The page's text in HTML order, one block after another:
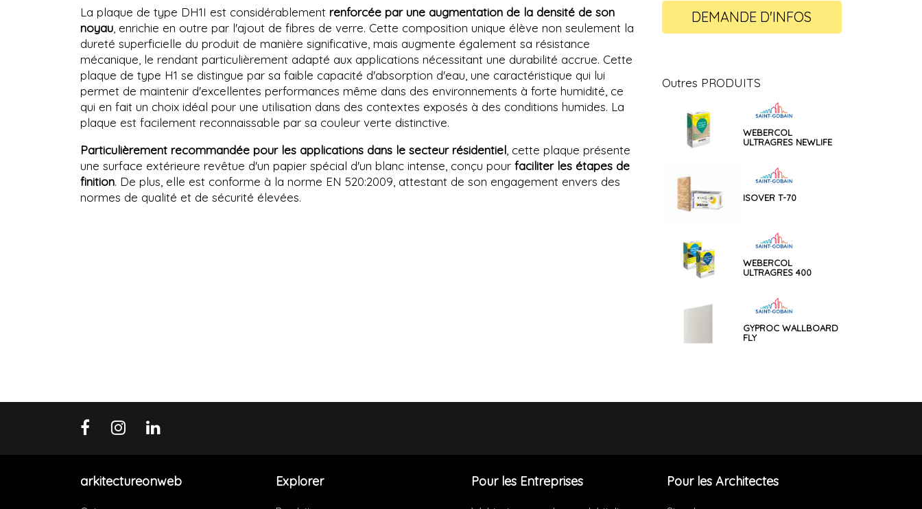
La plaque de type DH1I est considérablement renforcée par une augmentation de la densité de son
noyau , enrichie en outre par l'ajout de fibres de verre. Cette composition unique élève non seulement la
dureté superficielle du produit de manière significative, mais augmente également sa résistance
mécanique, le rendant particulièrement adapté aux applications nécessitant une durabilité accrue. Cette
plaque de type H1 se distingue par sa faible capacité d'absorption d'eau, une caractéristique qui lui
permet de maintenir d'excellentes performances même dans des environnements à forte humidité, ce
qui en fait un choix idéal pour une utilisation dans des contextes exposés à des conditions humides. La
plaque est facilement reconnaissable par sa couleur verte distinctive.
Particulièrement recommandée pour les applications dans le secteur résidentiel , cette plaque présente
une surface extérieure revêtue d'un papier spécial d'un blanc intense, conçu pour faciliter les étapes de
finition. De plus, elle est conforme à la norme EN 520:2009, attestant de son engagement envers des
normes de qualité et de sécurité élevées.
DEMANDE D'INFOS
Outres PRODUITS
WEBERCOL
ULTRAGRES NEWLIFE
ISOVER T-70
WEBERCOL
ULTRAGRES 400
GYPROC WALLBOARD
FLY
arkitectureonweb Explorer Pour les Entreprises Pour les Architectes